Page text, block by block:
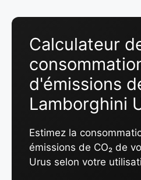
Calculateur
d'émissions
Lamborghini
Estimez la
émissions de CO₂ de
Urus selon votre